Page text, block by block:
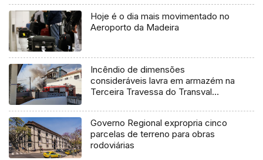
Hoje é o dia mais movimentado no
Aeroporto da Madeira
Incêndio de dimensões
consideráveis lavra em armazém na
Terceira Travessa do Transval
Governo Regional expropria cinco
parcelas de terreno para obras
rodoviárias